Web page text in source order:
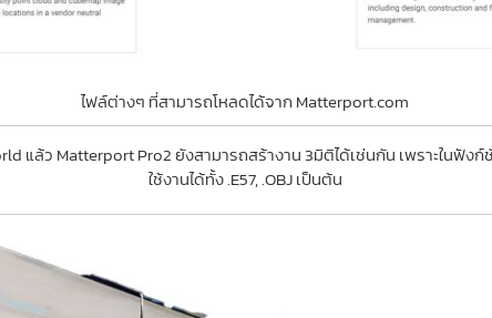
ไฟล์ต่างๆ ที่สามารถโหลดได้จาก Matterport.com
แล้ว Matterport Pro2 ยังสามารถสร้างาน 3มิติได้เช่นกัน เพราะในฟังก์
ใช้งานได้ทั้ง .E57, .OBJ เป็นต้น